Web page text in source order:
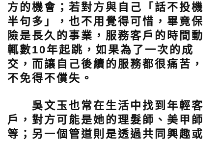
方的機會；若對方與自己「話不投機
半句多」，也不用覺得可惜，畢竟保
險是長久的事業，服務客戶的時間動
輒數10年起跳，如果為了一次的成
交，而讓自己後續的服務都很痛苦，
不免得不償失。
吳文玉也常在生活中找到年輕客
戶，對方可能是她的理髮師、美甲師
等；另一個管道則是透過共同興趣或